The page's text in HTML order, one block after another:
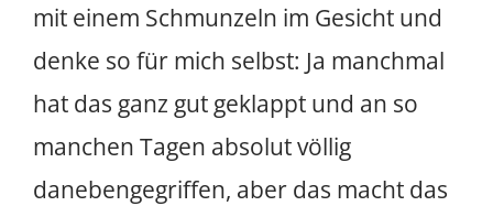
mit einem Schmunzeln im Gesicht und
denke so für mich selbst: Ja manchmal
hat das ganz gut geklappt und an so
manchen Tagen absolut völlig
danebengegriffen, aber das macht das